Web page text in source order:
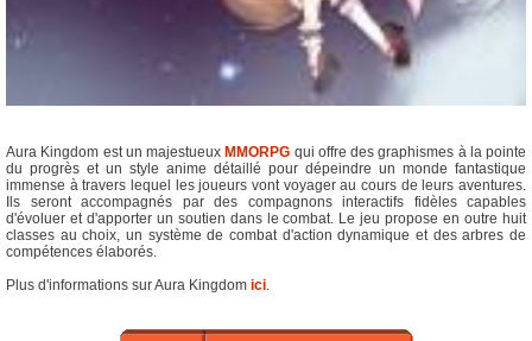
Aura Kingdom est un majestueux MMORPG qui offre des graphismes à la pointe
du progrès et un style anime détaillé pour dépeindre un monde fantastique
immense à travers lequel les joueurs vont voyager au cours de leurs aventures.
Ils seront accompagnés par des compagnons interactifs fidèles capables
d'évoluer et d'apporter un soutien dans le combat. Le jeu propose en outre huit
classes au choix, un système de combat d'action dynamique et des arbres de
compétences élaborés.
Plus d'informations sur Aura Kingdom ici.